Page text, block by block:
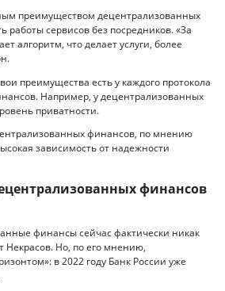
преимуществом децентрализованных
сервисов без посредников. «За
алгоритм, что делает услуги, более
преимущества есть у каждого протокола
Например, у децентрализованных
приватности.
финансов, по мнению
зависимость от надежности
финансов
финансы сейчас фактически никак
Некрасов. Но, по его мнению,
в 2022 году Банк России уже